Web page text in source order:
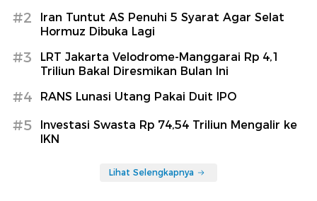
#2
Iran Tuntut AS Penuhi 5 Syarat Agar Selat
Hormuz Dibuka Lagi
#3
LRT Jakarta Velodrome-Manggarai Rp 4,1
Triliun Bakal Diresmikan Bulan Ini
#4 RANS Lunasi Utang Pakai Duit IPO
#5
Investasi Swasta Rp 74,54 Triliun Mengalir ke
IKN
Lihat Selengkapnya